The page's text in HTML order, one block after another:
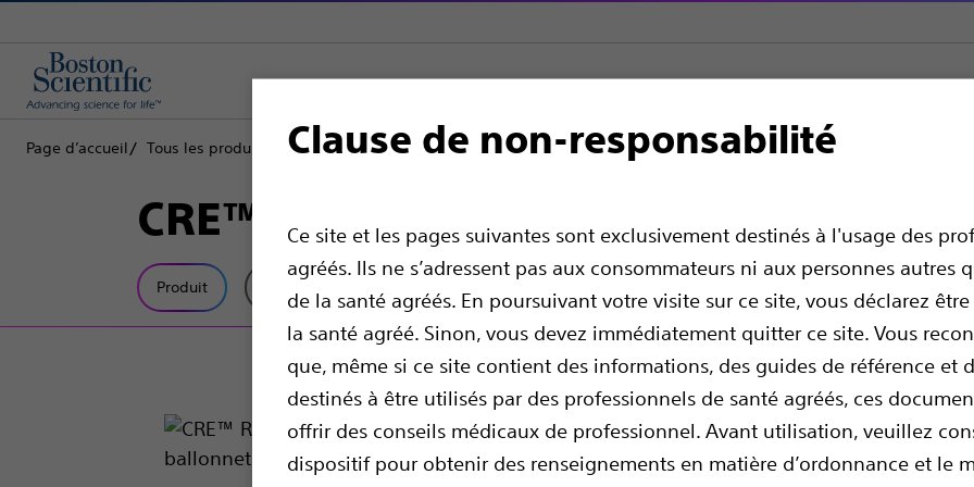
Clause de non-responsabilité
Ce site et les pages suivantes sont exclusivement destinés à l'usage des
agréés. Ils ne s’adressent pas aux consommateurs ni aux personnes autres
de la santé agréés. En poursuivant votre visite sur ce site, vous déclarez
la santé agréé. Sinon, vous devez immédiatement quitter ce site. Vous
que, même si ce site contient des informations, des guides de référence et
destinés à être utilisés par des professionnels de santé agréés, ces
offrir des conseils médicaux de professionnel. Avant utilisation, veuillez
dispositif pour obtenir des renseignements en matière d’ordonnance et le
Page d’accueil Tous les produits Gastroentérologie Prise en charge des calculs biliaires Ballonnets de dilatation biliaire
CRE™ RX Cathéter de dilatation
Produit